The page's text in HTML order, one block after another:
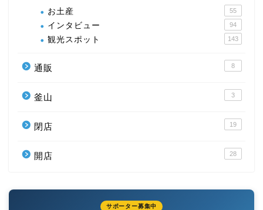
お土産 55
インタビュー 94
観光スポット 143
通販 8
釜山 3
閉店 19
開店 28
サポーター募集中